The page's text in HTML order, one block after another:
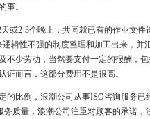
事。
或2-3个晚上，共同就已有的作业文件
辑性不强的制度整理和加工出来，并
不少劳动，当然要支付一定的报酬，
而言，这部分费用不是很高。
的比例，浪潮公司从事ISO咨询服务已
质量，浪潮公司注重对顾客的承诺，